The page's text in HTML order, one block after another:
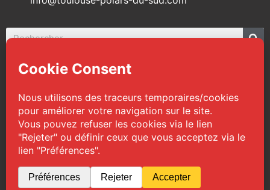
© 2026 Toulouse Polars du Sud | Tous droits
réservés
Web Design : TPS|Mentions légales